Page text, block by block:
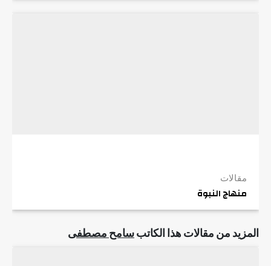
مقالات
منهاج النبوة
المزيد من مقالات هذا الكاتبسامح مصطفى